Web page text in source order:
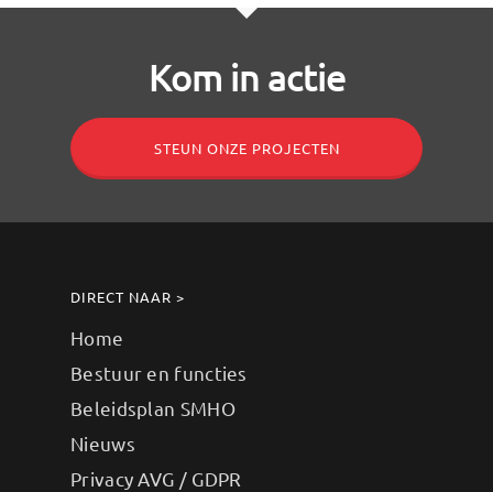
Kom in actie
STEUN ONZE PROJECTEN
DIRECT NAAR >
Home
Bestuur en functies
Beleidsplan SMHO
Nieuws
Privacy AVG / GDPR